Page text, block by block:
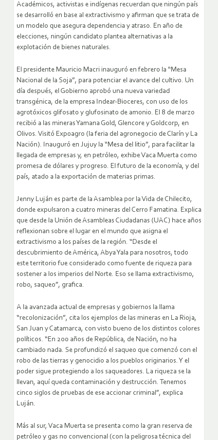
Académicos, activistas e indígenas recuerdan que ningún país
se desarrolló en base al extractivismo y afirman que se trata de
un modelo que asegura dependencia y atraso. En año de
elecciones, ningún candidato plantea alternativas a la
explotación de bienes naturales.
El presidente Mauricio Macri inauguró en febrero la “Mesa
Nacional de la Soja”, para potenciar el avance del cultivo. Un
día después, el Gobierno aprobó una nueva variedad
transgénica, de la empresa Indear-Bioceres, con uso de los
agrotóxicos glifosato y glufosinato de amonio. El 8 de marzo
recibió a las mineras Yamana Gold, Glencore y Goldcorp, en
Olivos. Visitó Expoagro (la feria del agronegocio de Clarín y La
Nación). Inauguró en Jujuy la “Mesa del litio”, para facilitar la
llegada de empresas y, en petróleo, exhibe Vaca Muerta como
promesa de dólares y progreso. El futuro de la economía, y del
país, atado a la exportación de materias primas.
Jenny Luján es parte de la Asamblea por la Vida de Chilecito,
donde expulsaron a cuatro mineras del Cerro Famatina. Explica
que desde la Unión de Asambleas Ciudadanas (UAC) hace años
reflexionan sobre el lugar en el mundo que asigna el
extractivismo a los países de la región. “Desde el
descubrimiento de América, Abya Yala para nosotros, todo
este territorio fue considerado como fuente de riqueza para
sostener a los imperios del Norte. Eso se llama extractivismo,
robo, saqueo”, grafica.
A la avanzada actual de empresas y gobiernos la llama
“recolonización”, cita los ejemplos de las mineras en La Rioja,
San Juan y Catamarca, con visto bueno de los distintos colores
políticos. “En 200 años de República, de Nación, no ha
cambiado nada. Se profundizó el saqueo que comenzó con el
robo de las tierras y genocidio a los pueblos originarios. Y el
poder sigue protegiendo a los saqueadores. La riqueza se la
llevan, aquí queda contaminación y destrucción. Tenemos
cinco siglos de pruebas de ese accionar criminal”, explica
Luján.
Más al sur, Vaca Muerta se presenta como la gran reserva de
petróleo y gas no convencional (con la peligrosa técnica del